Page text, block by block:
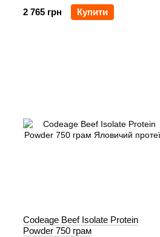
2 765 грн
Купити
Codeage Beef Isolate Protein
Powder 750 грам